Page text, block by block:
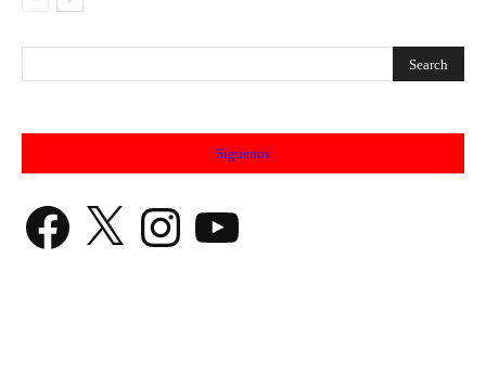
Síguenos
Facebook X Instagram